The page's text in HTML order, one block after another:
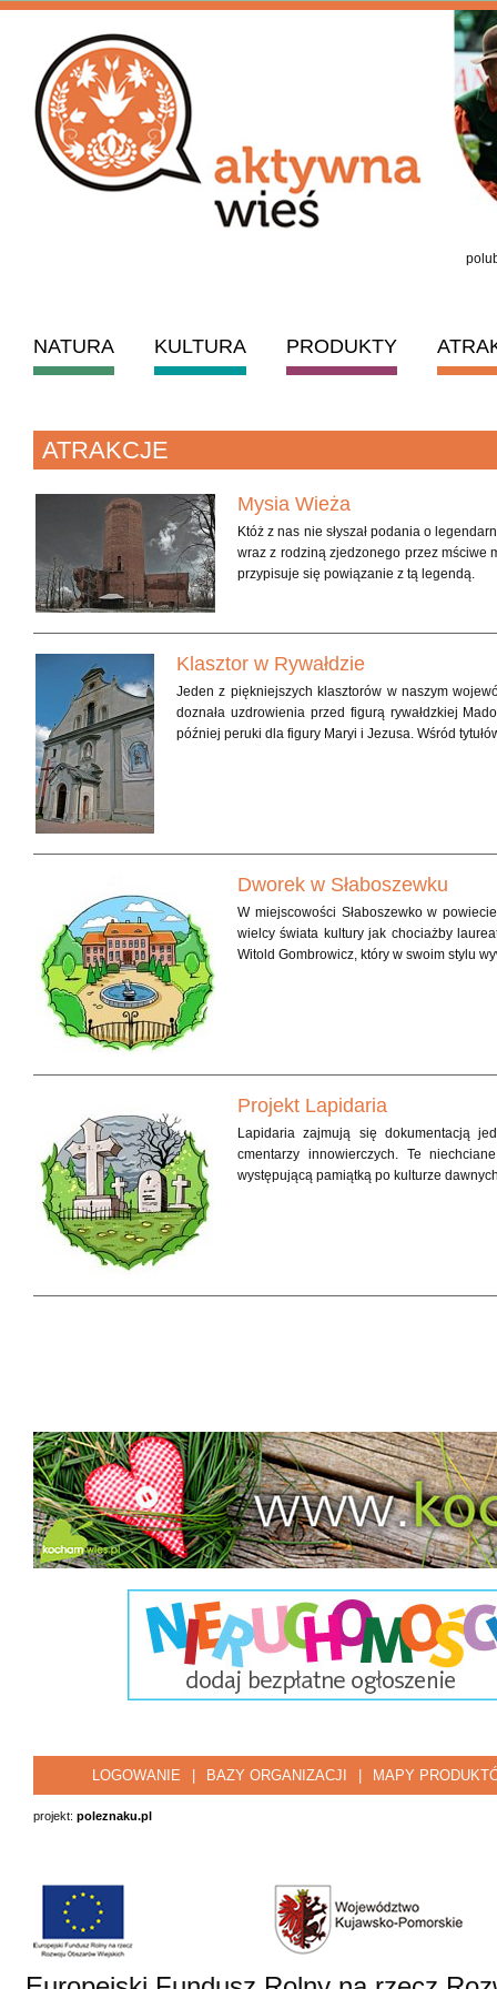
NATURA KULTURA PRODUKTY
ATRAKCJE
Mysia Wieża
Któż z nas nie słyszał podania o
wraz z rodziną zjedzonego przez mściwe
przypisuje się powiązanie z tą legendą.
Klasztor w Rywałdzie
Jeden z piękniejszych klasztorów w naszym
doznała uzdrowienia przed figurą rywałdzkiej
później peruki dla figury Maryi i Jezusa. Wśród
Dworek w Słaboszewku
W miejscowości Słaboszewko w
wielcy świata kultury jak chociażby
Witold Gombrowicz, który w swoim stylu
Projekt Lapidaria
Lapidaria zajmują się dokumentacją
cmentarzy innowierczych. Te
występującą pamiątką po kulturze
LOGOWANIE BAZY ORGANIZACJI MAPY
projekt: poleznaku.pl